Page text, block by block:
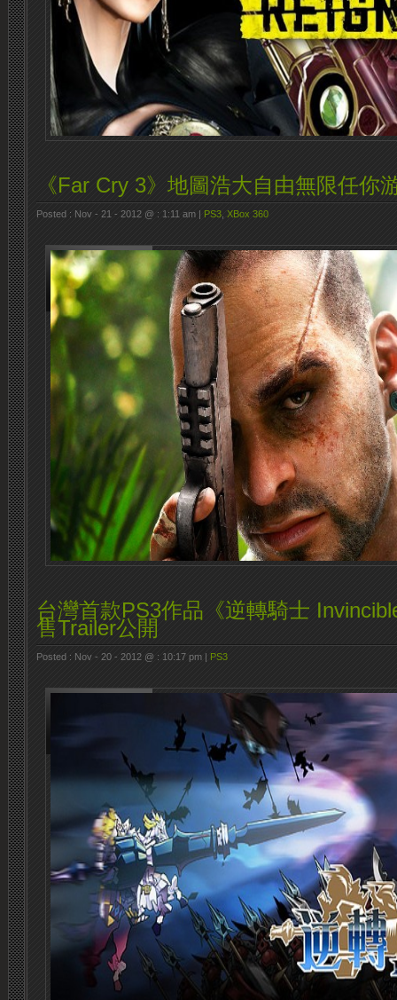
《Far Cry 3》地圖浩大自由無限任你
Posted : Nov - 21 - 2012 @ : 1:11 am | PS3 XBox 360
台灣首款PS3作品《逆轉騎士
售Trailer公開
Posted : Nov - 20 - 2012 @ : 10:17 pm | PS3